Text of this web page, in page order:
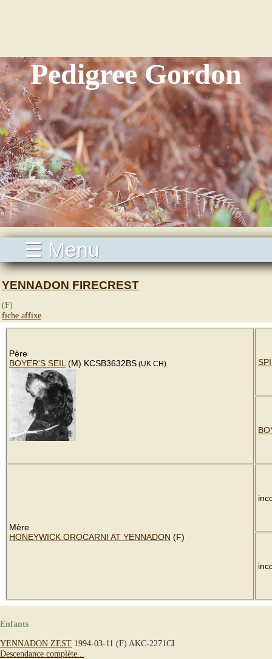
Pedigree Gordon
☰ Menu
YENNADON FIRECREST
(F)
fiche affixe
Père
BOYER'S SEIL (M) KCSB3632BS (UK CH)
Mère
HONEYWICK OROCARNI AT YENNADON (F)
Enfants
YENNADON ZEST 1994-03-11 (F) AKC-2271CI
Descendance complète...